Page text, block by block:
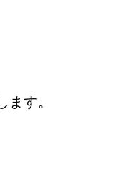
す。